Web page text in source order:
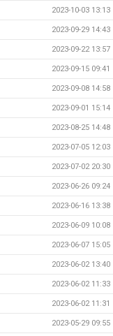
2023-10-03 13:13
2023-09-29 14:43
2023-09-22 13:57
2023-09-15 09:41
2023-09-08 14:58
2023-09-01 15:14
2023-08-25 14:48
2023-07-05 12:03
2023-07-02 20:30
2023-06-26 09:24
2023-06-16 13:38
2023-06-09 10:08
2023-06-07 15:05
2023-06-02 13:40
2023-06-02 11:33
2023-06-02 11:31
2023-05-29 09:55